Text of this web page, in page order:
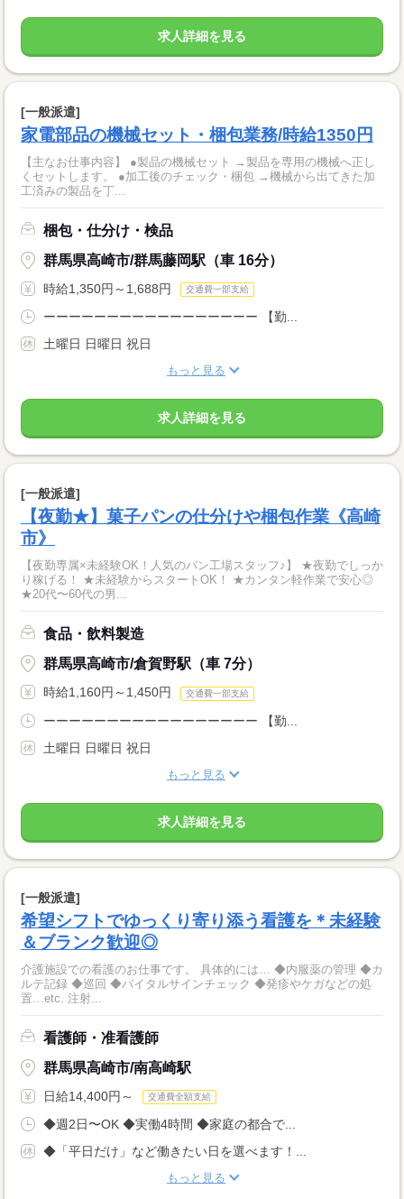
求人詳細を見る
[一般派遣]
家電部品の機械セット・梱包業務/時給1350円
【主なお仕事内容】 ●製品の機械セット →製品を専用の機械へ正し
くセットします。 ●加工後のチェック・梱包 →機械から出てきた加
工済みの製品を丁...
梱包・仕分け・検品
群馬県高崎市/群馬藤岡駅（車 16分）
時給1,350円～1,688円 交通費一部支給
ーーーーーーーーーーーーーーーーー 【勤...
土曜日 日曜日 祝日
もっと見る
求人詳細を見る
[一般派遣]
【夜勤★】菓子パンの仕分けや梱包作業《高崎
市》
【夜勤専属×未経験OK！人気のパン工場スタッフ♪】 ★夜勤でしっか
り稼げる！ ★未経験からスタートOK！ ★カンタン軽作業で安心◎
★20代〜60代の男...
食品・飲料製造
群馬県高崎市/倉賀野駅（車 7分）
時給1,160円～1,450円 交通費一部支給
ーーーーーーーーーーーーーーーーー 【勤...
土曜日 日曜日 祝日
もっと見る
求人詳細を見る
[一般派遣]
希望シフトでゆっくり寄り添う看護を＊未経験
＆ブランク歓迎◎
介護施設での看護のお仕事です。 具体的には… ◆内服薬の管理 ◆カ
ルテ記録 ◆巡回 ◆バイタルサインチェック ◆発疹やケガなどの処
置…etc. 注射...
看護師・准看護師
群馬県高崎市/南高崎駅
日給14,400円～ 交通費全額支給
◆週2日〜OK ◆実働4時間 ◆家庭の都合で...
◆「平日だけ」など働きたい日を選べます！...
もっと見る